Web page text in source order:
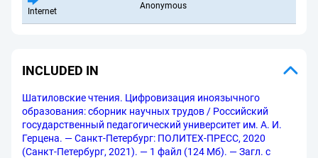
Internet
Anonymous
INCLUDED IN
Шатиловские чтения. Цифровизация иноязычного
образования: сборник научных трудов / Российский
государственный педагогический университет им. А. И.
Герцена. — Санкт-Петербург: ПОЛИТЕХ-ПРЕСС, 2020
(Санкт-Петербург, 2021). — 1 файл (124 Мб). — Загл. с